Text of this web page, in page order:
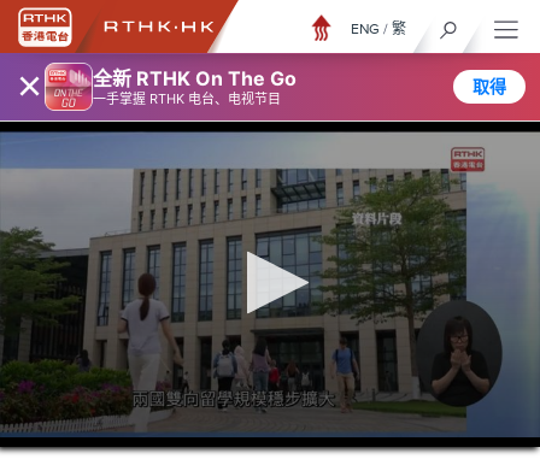
× 全新 RTHK On The Go
一手掌握 RTHK 电台、电视节目
取得
ENG / 繁
0
seconds